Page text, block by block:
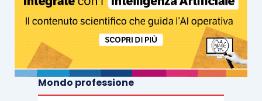
Mondo professione